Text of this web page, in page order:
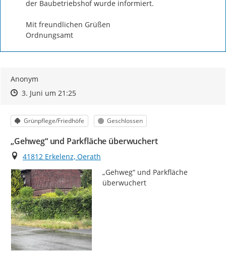
der Baubetriebshof wurde informiert.
Mit freundlichen Grüßen
Ordnungsamt
Anonym
Zeitpunkt des Erstellens
Zeitpunkt des Erstellens
3. Juni um 21:25Zur Äußerung
Kategorie
Grünpflege/Friedhöfe Status
Geschlossen
„Gehweg“ und Parkfläche überwuchert
Ort
41812 Erkelenz, Oerath
„Gehweg“ und Parkfläche
überwuchert